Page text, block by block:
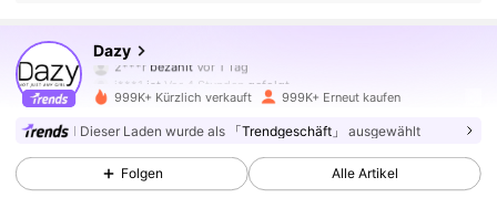
Dazy
i***1 istVor 4 Stundengefolgt
6.6M Follower
999K+ Kürzlich verkauft 999K+ Erneut kaufen
Dieser Laden wurde als 「Trendgeschäft」 ausgewählt
Folgen Alle Artikel